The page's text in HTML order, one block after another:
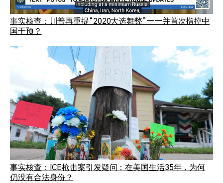
事实核查：川普再重提“2020大选舞弊”——并首次指控中
国干预？
事实核查：ICE枪击案引发疑问：在美国生活35年，为何
仍没有合法身份？